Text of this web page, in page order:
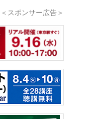
＜スポンサー広告＞